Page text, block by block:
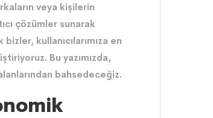
veya kişilerin
çözümler sunarak
kullanıcılarımıza en
Bu yazımızda,
bahsedeceğiz.